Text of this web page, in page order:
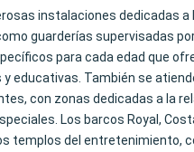
instalaciones dedicadas a
guarderías supervisadas
para cada edad que
educativas. También se
con zonas dedicadas a la
Los barcos Royal,
templos del entretenimiento,